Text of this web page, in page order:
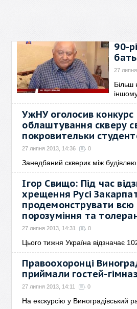
90-
27
Більш
УжНУ оголосив конкурс
облаштування скверу
покровительки
27 липня 2013, 14:36 0
Занедбаний скверик між
Ігор Свищо: Під час
хрещення Русі
продемонструвати всю
порозуміння та
27 липня 2013, 14:31 0
Цього тижня Україна відзначає
Правоохоронці
приймали гостей-
27 липня 2013, 14:11 0
На екскурсію у Виноградівський